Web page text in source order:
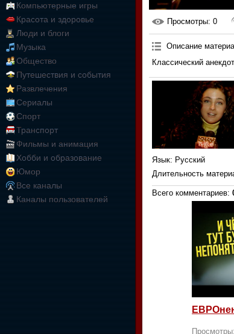
Компьютерные игры
Красота и здоровье
Люди и блоги
Музыка
Общество
Путешествия и события
Развлечения
Сериалы
Спорт
Транспорт
Фильмы и анимация
Хобби и образование
Юмор
Все каналы
Каналы пользователей
Просмотры: 0
Описание
Классический
Язык: Русский
Длительность
Всего комментариев:
Просмотры: